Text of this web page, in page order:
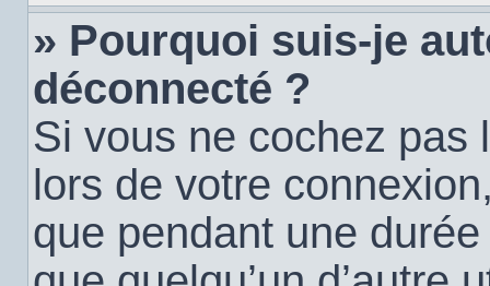
» Pourquoi suis-je
déconnecté ?
Si vous ne cochez
lors de votre
que pendant une